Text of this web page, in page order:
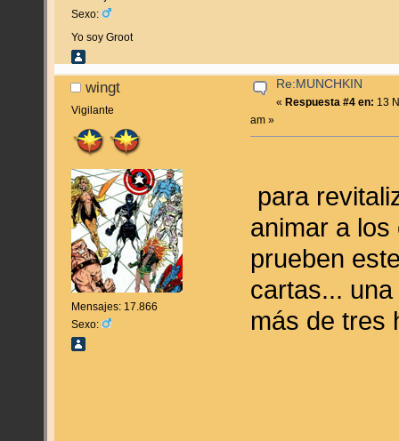
Sexo:
Yo soy Groot
wingt
Vigilante
Mensajes: 17.866
Sexo:
Re:MUNCHKIN
«Respuesta #4 en: 13
am »
para
animar a
prueben
cartas...
más de